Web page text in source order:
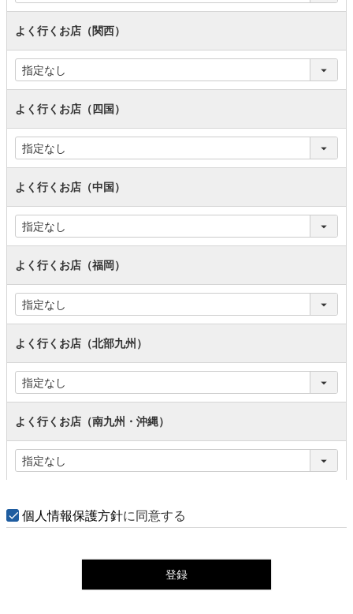
よく行くお店（関西）
よく行くお店（四国）
よく行くお店（中国）
よく行くお店（福岡）
よく行くお店（北部九州）
よく行くお店（南九州・沖縄）
個人情報保護方針に同意する
登録